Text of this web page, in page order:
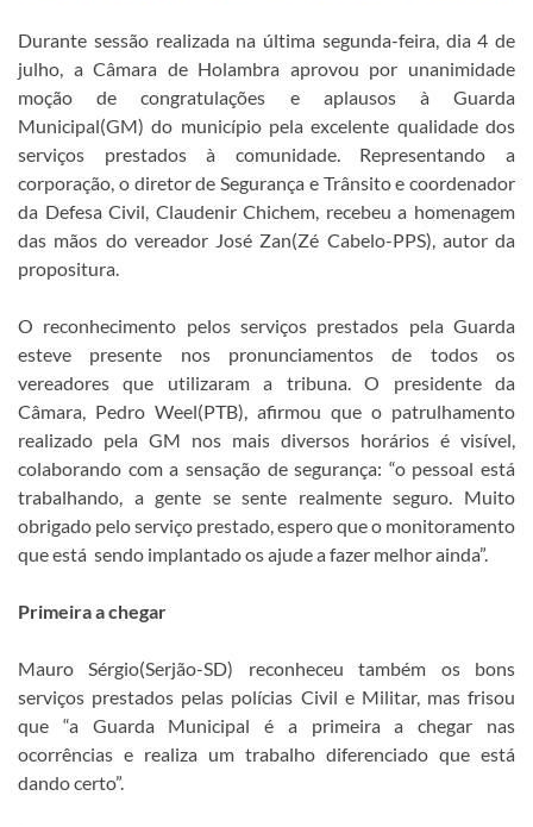
Durante sessão realizada na última segunda-feira, dia 4 de
julho, a Câmara de Holambra aprovou por unanimidade
moção de congratulações e aplausos à Guarda
Municipal(GM) do município pela excelente qualidade dos
serviços prestados à comunidade. Representando a
corporação, o diretor de Segurança e Trânsito e coordenador
da Defesa Civil, Claudenir Chichem, recebeu a homenagem
das mãos do vereador José Zan(Zé Cabelo-PPS), autor da
propositura.
O reconhecimento pelos serviços prestados pela Guarda
esteve presente nos pronunciamentos de todos os
vereadores que utilizaram a tribuna. O presidente da
Câmara, Pedro Weel(PTB), afirmou que o patrulhamento
realizado pela GM nos mais diversos horários é visível,
colaborando com a sensação de segurança: “o pessoal está
trabalhando, a gente se sente realmente seguro. Muito
obrigado pelo serviço prestado, espero que o monitoramento
que está sendo implantado os ajude a fazer melhor ainda”.
Primeira a chegar
Mauro Sérgio(Serjão-SD) reconheceu também os bons
serviços prestados pelas polícias Civil e Militar, mas frisou
que “a Guarda Municipal é a primeira a chegar nas
ocorrências e realiza um trabalho diferenciado que está
dando certo”.